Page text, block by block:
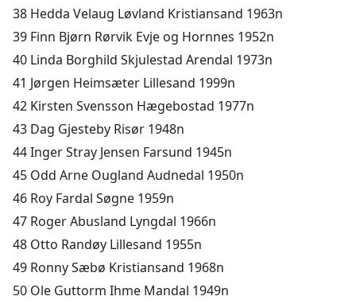
38 Hedda Velaug Løvland Kristiansand 1963n
39 Finn Bjørn Rørvik Evje og Hornnes 1952n
40 Linda Borghild Skjulestad Arendal 1973n
41 Jørgen Heimsæter Lillesand 1999n
42 Kirsten Svensson Hægebostad 1977n
43 Dag Gjesteby Risør 1948n
44 Inger Stray Jensen Farsund 1945n
45 Odd Arne Ougland Audnedal 1950n
46 Roy Fardal Søgne 1959n
47 Roger Abusland Lyngdal 1966n
48 Otto Randøy Lillesand 1955n
49 Ronny Sæbø Kristiansand 1968n
50 Ole Guttorm Ihme Mandal 1949n